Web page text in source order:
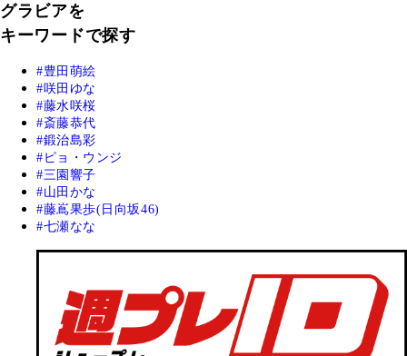
グラビアを
キーワードで探す
豊田萌絵
咲田ゆな
藤水咲桜
斎藤恭代
鍛治島彩
ピョ・ウンジ
三園響子
山田かな
藤嶌果歩(日向坂46)
七瀬なな